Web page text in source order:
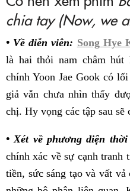
chia tay (Now, we
• Về diễn viên: Song Hye
là hai thỏi nam châm hút
chính Yoon Jae Gook có
giả vẫn chưa nhìn thấy
chị. Hy vọng các tập sau sẽ
• Xét về phương diện
chính xác về sự cạnh tranh
tiền, sức sáng tạo và vất